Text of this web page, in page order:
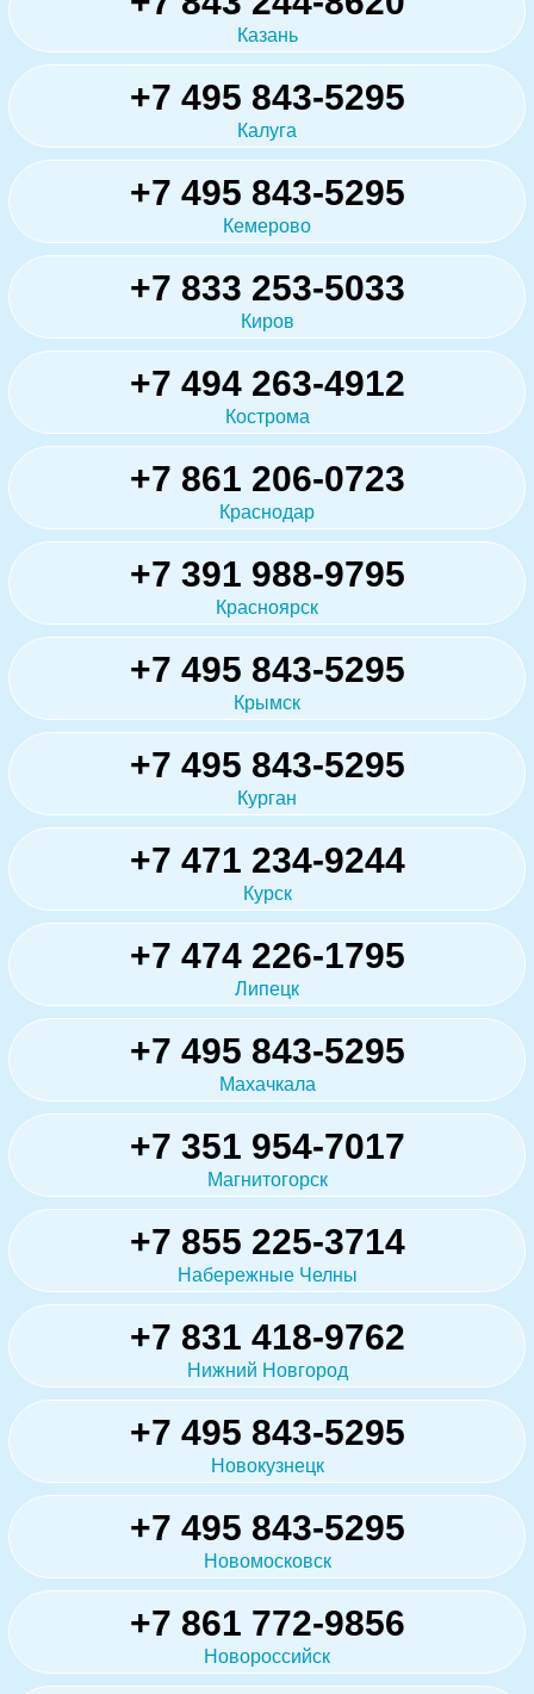
Казань
+7 495 843-5295
Калуга
+7 495 843-5295
Кемерово
+7 833 253-5033
Киров
+7 494 263-4912
Кострома
+7 861 206-0723
Краснодар
+7 391 988-9795
Красноярск
+7 495 843-5295
Крымск
+7 495 843-5295
Курган
+7 471 234-9244
Курск
+7 474 226-1795
Липецк
+7 495 843-5295
Махачкала
+7 351 954-7017
Магнитогорск
+7 855 225-3714
Набережные Челны
+7 831 418-9762
Нижний Новгород
+7 495 843-5295
Новокузнецк
+7 495 843-5295
Новомосковск
+7 861 772-9856
Новороссийск